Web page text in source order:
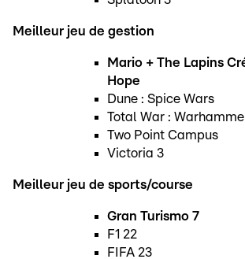
Meilleur jeu de gestion
Mario + The Lapins
Hope
Dune : Spice Wars
Total War :
Two Point Campus
Victoria 3
Meilleur jeu de sports/course
Gran Turismo 7
F1 22
FIFA 23